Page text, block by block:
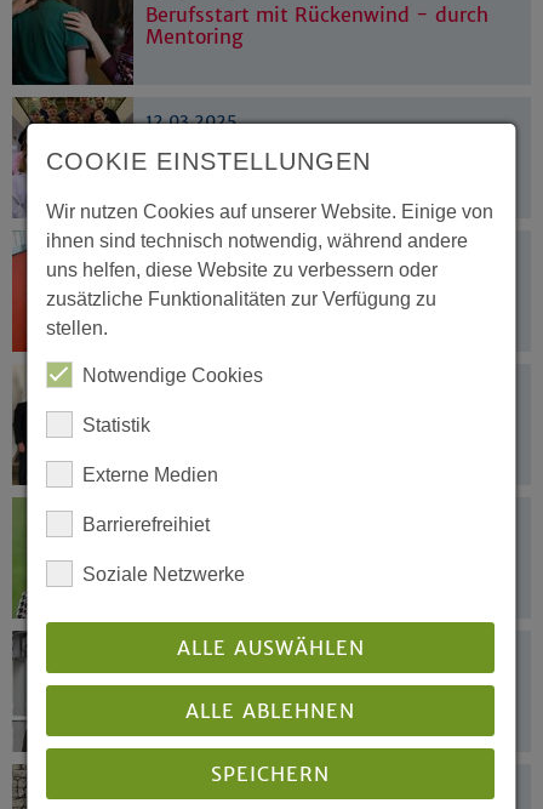
Berufsstart mit Rückenwind - durch
Mentoring
12.03.2025
Das Kompassjahr startet wieder: Jetzt
bewerben!
11.03.2025
„Man muss die Jugendlichen als Kirche
nur erreichen“
03.03.2025
Zweites theologisches Examen
erfolgreich absolviert
19.02.2025
17.02.2025
Abschied aus dem Landeskirchenamt
06.02.2025
COOKIE EINSTELLUNGEN
Wir nutzen Cookies auf unserer Website. Einige von
ihnen sind technisch notwendig, während andere
uns helfen, diese Website zu verbessern oder
zusätzliche Funktionalitäten zur Verfügung zu
stellen.
Notwendige Cookies
Statistik
Externe Medien
Barrierefreihiet
Soziale Netzwerke
ALLE AUSWÄHLEN
ALLE ABLEHNEN
SPEICHERN